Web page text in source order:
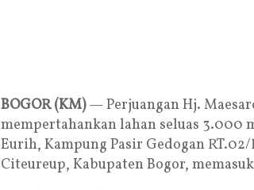
BOGOR (KM)— Perjuangan Hj.
mempertahankan lahan seluas 3.000
Eurih, Kampung Pasir Gedogan
Citeureup, Kabupaten Bogor,